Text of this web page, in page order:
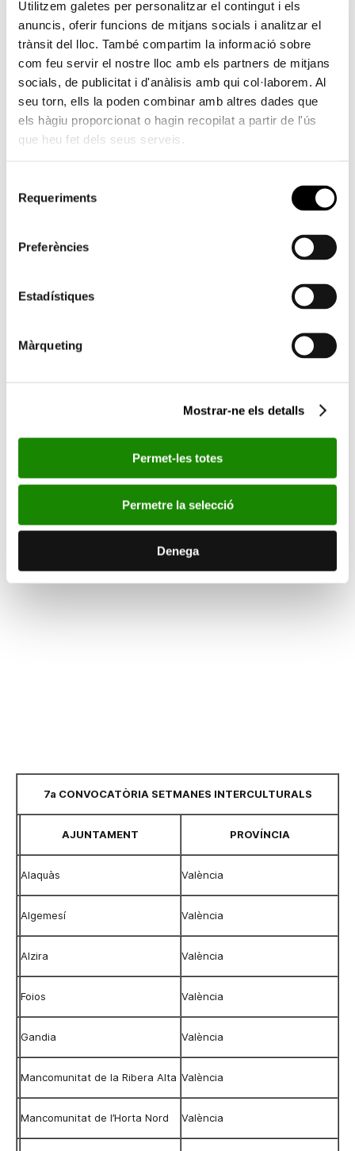
Utilitzem galetes per personalitzar el contingut i els
anuncis, oferir funcions de mitjans socials i analitzar el
trànsit del lloc. També compartim la informació sobre
com feu servir el nostre lloc amb els partners de mitjans
socials, de publicitat i d'anàlisis amb qui col·laborem. Al
seu torn, ells la poden combinar amb altres dades que
els hàgiu proporcionat o hagin recopilat a partir de l'ús
que heu fet dels seus serveis.
Requeriments
Preferències
Estadístiques
Màrqueting
Mostrar-ne els detalls
Permet-les totes
Permetre la selecció
Denega
7a CONVOCATÒRIA SETMANES INTERCULTURALS
AJUNTAMENT PROVÍNCIA
Alaquàs València
Algemesí València
Alzira València
Foios València
Gandia València
Mancomunitat de la Ribera Alta València
Mancomunitat de l’Horta Nord València